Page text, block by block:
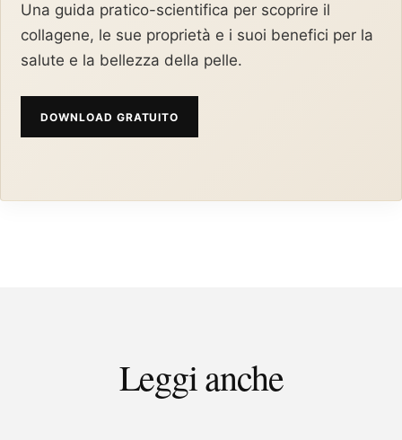
Una guida pratico-scientifica per scoprire il
collagene, le sue proprietà e i suoi benefici per la
salute e la bellezza della pelle.
DOWNLOAD GRATUITO
Leggi anche